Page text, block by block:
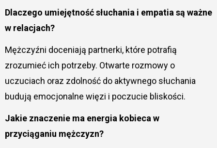
Dlaczego umiejętność słuchania i empatia są ważne
w relacjach?
Mężczyźni doceniają partnerki, które potrafią
zrozumieć ich potrzeby. Otwarte rozmowy o
uczuciach oraz zdolność do aktywnego słuchania
budują emocjonalne więzi i poczucie bliskości.
Jakie znaczenie ma energia kobieca w
przyciąganiu mężczyzn?